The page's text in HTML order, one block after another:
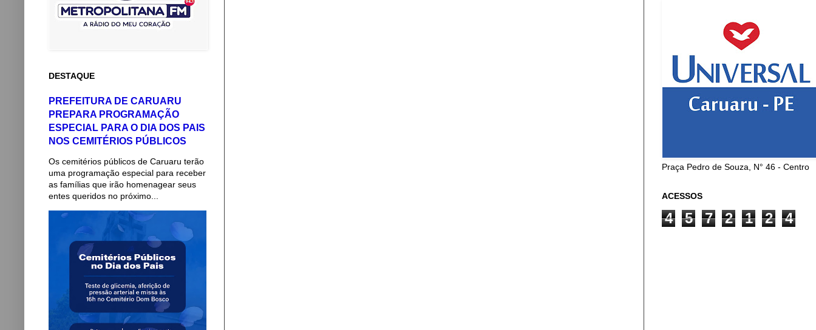
DESTAQUE
PREFEITURA DE CARUARU
PREPARA PROGRAMAÇÃO
ESPECIAL PARA O DIA DOS PAIS
NOS CEMITÉRIOS PÚBLICOS
Os cemitérios públicos de Caruaru terão
uma programação especial para receber
as famílias que irão homenagear seus
entes queridos no próximo...
Praça Pedro de Souza, N° 46 - Centro
ACESSOS
4 5 7 2 1 2 4